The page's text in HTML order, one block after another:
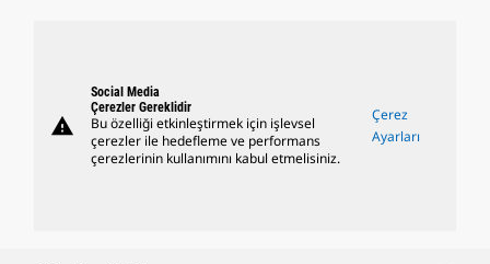
warning
Social Media
Çerezler Gereklidir
Bu özelliği etkinleştirmek için işlevsel
çerezler ile hedefleme ve performans
çerezlerinin kullanımını kabul etmelisiniz.
Çerez
Ayarları